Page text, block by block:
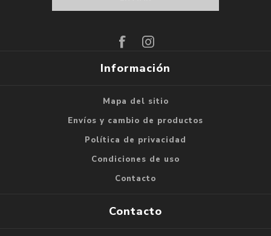
Información
Mapa del sitio
Envíos y cambio de productos
Política de privacidad
Condiciones de uso
Contacto
Contacto